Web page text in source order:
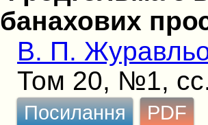
банахових
В. П.
Том 20, №1,
Посилання PDF